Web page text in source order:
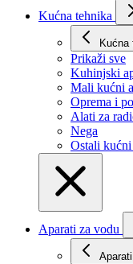
Kućna tehnika
Kućna
Prikaži svе
Kuhinjski
Mali kućni
Oprema i
Alati za
Nega
Ostali kućni
Aparati za vodu